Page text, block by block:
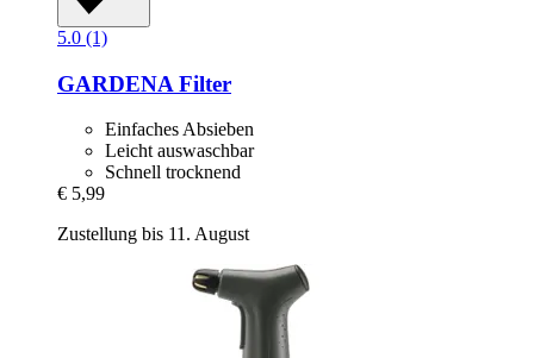
5.0 (1)
GARDENA Filter
Einfaches Absieben
Leicht auswaschbar
Schnell trocknend
€ 5,99
Zustellung bis 11. August